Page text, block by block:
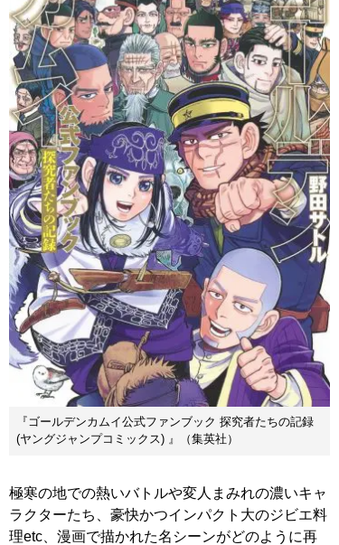
『ゴールデンカムイ公式ファンブック 探究者たちの記録
(ヤングジャンプコミックス) 』（集英社）
極寒の地での熱いバトルや変人まみれの濃いキャ
ラクターたち、豪快かつインパクト大のジビエ料
理etc、漫画で描かれた名シーンがどのように再